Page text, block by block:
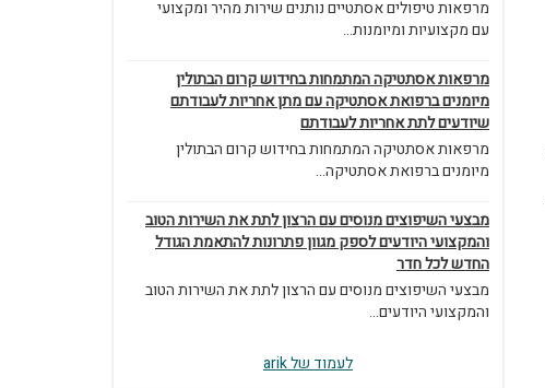
מרפאות טיפולים אסתטיים נותנים שירות מהיר ומקצועי
עם מקצועיות ומיומנות...
מרפאות אסתטיקה המתמחות בחידוש קרום הבתולין
מיומנים ברפואת אסתטיקה עם מתן אחריות לעבודתם
שיודעים לתת אחריות לעבודתם
מרפאות אסתטיקה המתמחות בחידוש קרום הבתולין
מיומנים ברפואת אסתטיקה...
מבצעי השיפוצים מנוסים עם הרצון לתת את השירות הטוב
והמקצועי היודעים לספק מגוון פתרונות להתאמת הגודל
החדש לכל חדר
מבצעי השיפוצים מנוסים עם הרצון לתת את השירות הטוב
והמקצועי היודעים...
לעמוד של arik